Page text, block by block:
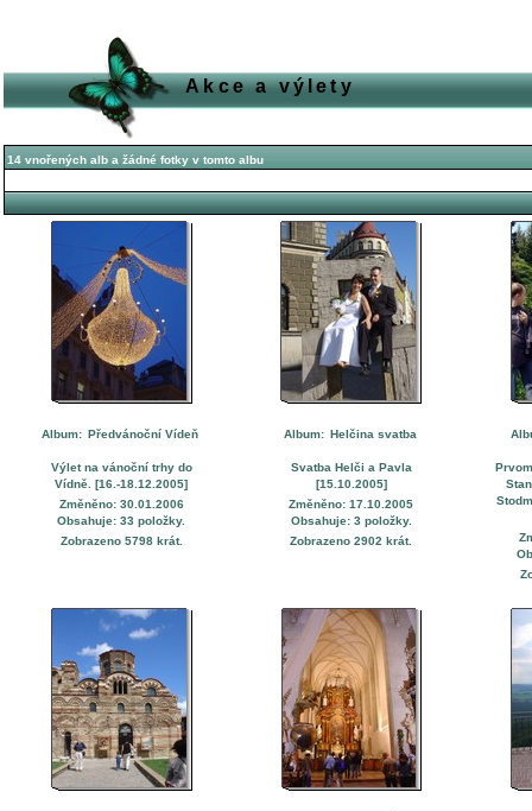
Akce a výlety
14 vnořených alb a žádné fotky v tomto albu
Album: Předvánoční Vídeň
Výlet na vánoční trhy do
Vídně. [16.-18.12.2005]
Změněno: 30.01.2006
Obsahuje: 33 položky.
Zobrazeno 5798 krát.
Album: Helčina svatba
Svatba Helči a Pavla
[15.10.2005]
Změněno: 17.10.2005
Obsahuje: 3 položky.
Zobrazeno 2902 krát.